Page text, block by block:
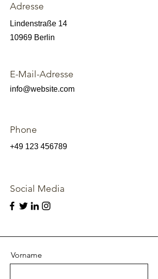
Adresse
Lindenstraße 14
10969 Berlin
E-Mail-Adresse
info@website.com
Phone
+49 123 456789
Social Media
Vorname